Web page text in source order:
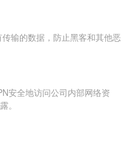
输的数据，防止黑客和其他恶
安全地访问公司内部网络资
。